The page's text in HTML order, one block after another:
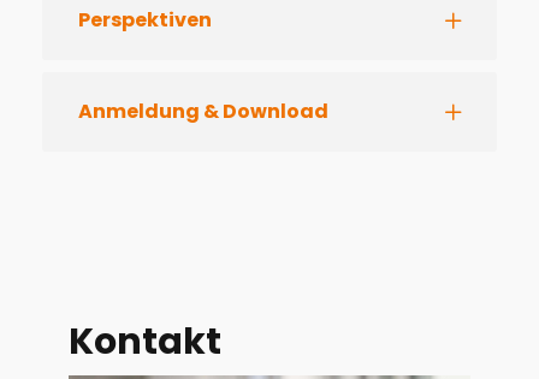
Perspektiven
Anmeldung & Download
Kontakt